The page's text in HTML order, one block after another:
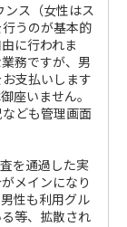
ス（女性はス
うのが基本的
に行われま
務ですが、男
支払いします
座いません。
ども管理画面
を通過した実
メインになり
性も利用グル
等、拡散され